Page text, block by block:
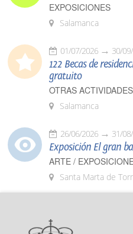
EXPOSICIONES
Salamanca
01/07/2026 30/
122 Becas de
gratuito
OTRAS ACTIVIDADES
Salamanca
26/06/2026 31/
Exposición El gran
ARTE /
Santa Marta de